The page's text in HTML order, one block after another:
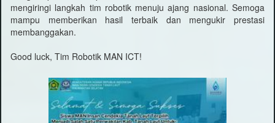
mengiringi langkah tim robotik menuju ajang nasional. Semoga
mampu memberikan hasil terbaik dan mengukir prestasi
membanggakan.
Good luck, Tim Robotik MAN ICT!